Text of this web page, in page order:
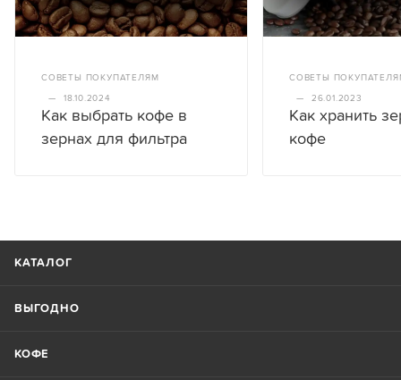
СОВЕТЫ ПОКУПАТЕЛЯМ
— 18.10.2024
Как выбрать кофе в
зернах для фильтра
СОВЕТЫ
— 26.01.2023
Как хранить
кофе
КАТАЛОГ
ВЫГОДНО
КОФЕ